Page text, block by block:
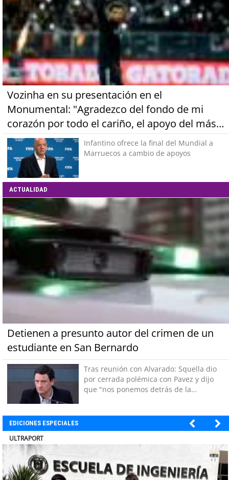
Vozinha en su presentación en el
Monumental: "Agradezco del fondo de mi
corazón por todo el cariño, el apoyo del más
grande de Chile"Infantino ofrece la final del Mundial a
Marruecos a cambio de apoyos
ACTUALIDAD
Detienen a presunto autor del crimen de un
estudiante en San Bernardo
Tras reunión con Alvarado: Squella dio
por cerrada polémica con Pavez y dijo
que "nos ponemos detrás de la
EDICIONES ESPECIALES
BANCO DE CHILE